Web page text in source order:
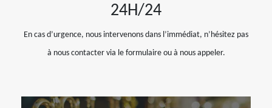
24H/24
En cas d’urgence, nous intervenons dans l’immédiat, n’hésitez pas
à nous contacter via le formulaire ou à nous appeler.